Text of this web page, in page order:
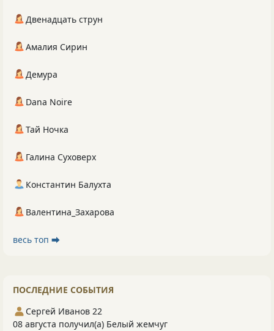
Двенадцать струн
Амалия Сирин
Демура
Dana Noire
Тай Ночка
Галина Суховерх
Константин Балухта
Валентина_Захарова
весь топ ⮕
ПОСЛЕДНИЕ СОБЫТИЯ
Сергей Иванов 22
08 августа получил(а) Белый жемчуг